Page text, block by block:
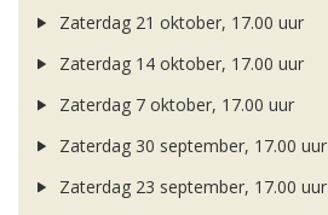
Zaterdag 21 oktober, 17.00 uur
Zaterdag 14 oktober, 17.00 uur
Zaterdag 7 oktober, 17.00 uur
Zaterdag 30 september, 17.00 uur
Zaterdag 23 september, 17.00 uur